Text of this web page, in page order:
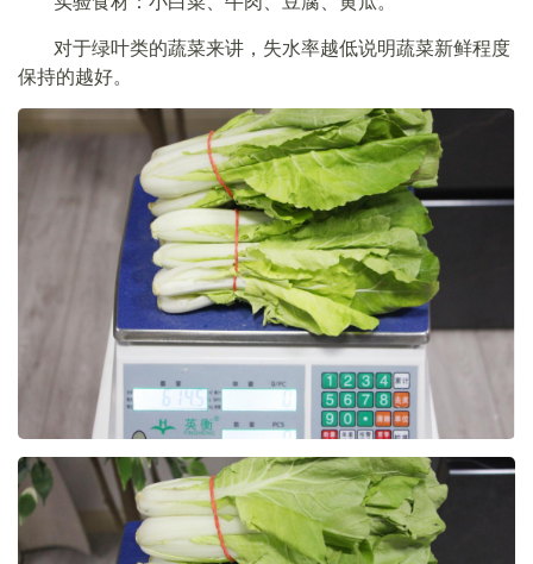
对于绿叶类的蔬菜来讲，失水率越低说明蔬菜新鲜程度
保持的越好。